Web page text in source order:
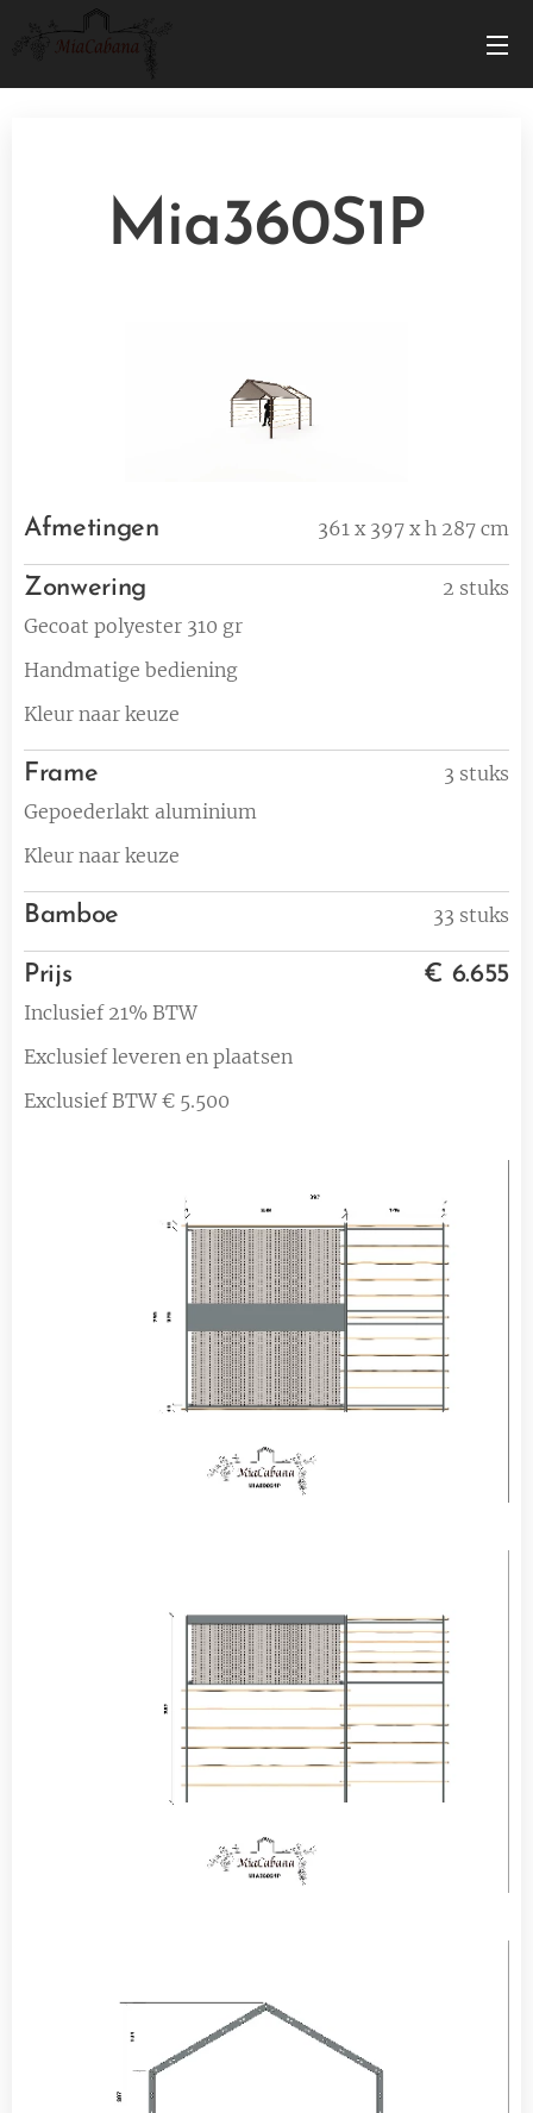
Mia360S1P
Afmetingen 361 x 397 x h 287 cm
Zonwering
Gecoat polyester 310 gr
Handmatige bediening
Kleur naar keuze
2 stuks
Frame
Gepoederlakt aluminium
Kleur naar keuze
3 stuks
Bamboe 33 stuks
Prijs
Inclusief 21% BTW
Exclusief leveren en plaatsen
Exclusief BTW € 5.500
€ 6.655